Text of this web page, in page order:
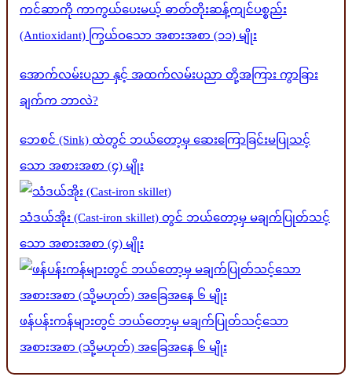
ကင်ဆာကို ကာကွယ်ပေးမယ့် ဓာတ်တိုးဆန့်ကျင်ပစ္စည်း
(Antioxidant) ကြွယ်ဝသော အစားအစာ (၁၁) မျိုး
အောက်လမ်းပညာ နှင့် အထက်လမ်းပညာ တို့အကြား ကွာခြား
ချက်က ဘာလဲ?
ဘေစင် (Sink) ထဲတွင် ဘယ်တော့မှ ဆေးကြောခြင်းမပြုသင့်
သော အစားအစာ (၄) မျိုး
သံဒယ်အိုး (Cast-iron skillet) တွင် ဘယ်တော့မှ မချက်ပြုတ်သင့်
သော အစားအစာ (၄) မျိုး
ဖန်ပန်းကန်များတွင် ဘယ်တော့မှ မချက်ပြုတ်သင့်သော
အစားအစာ (သို့မဟုတ်) အခြေအနေ ၆ မျိုး